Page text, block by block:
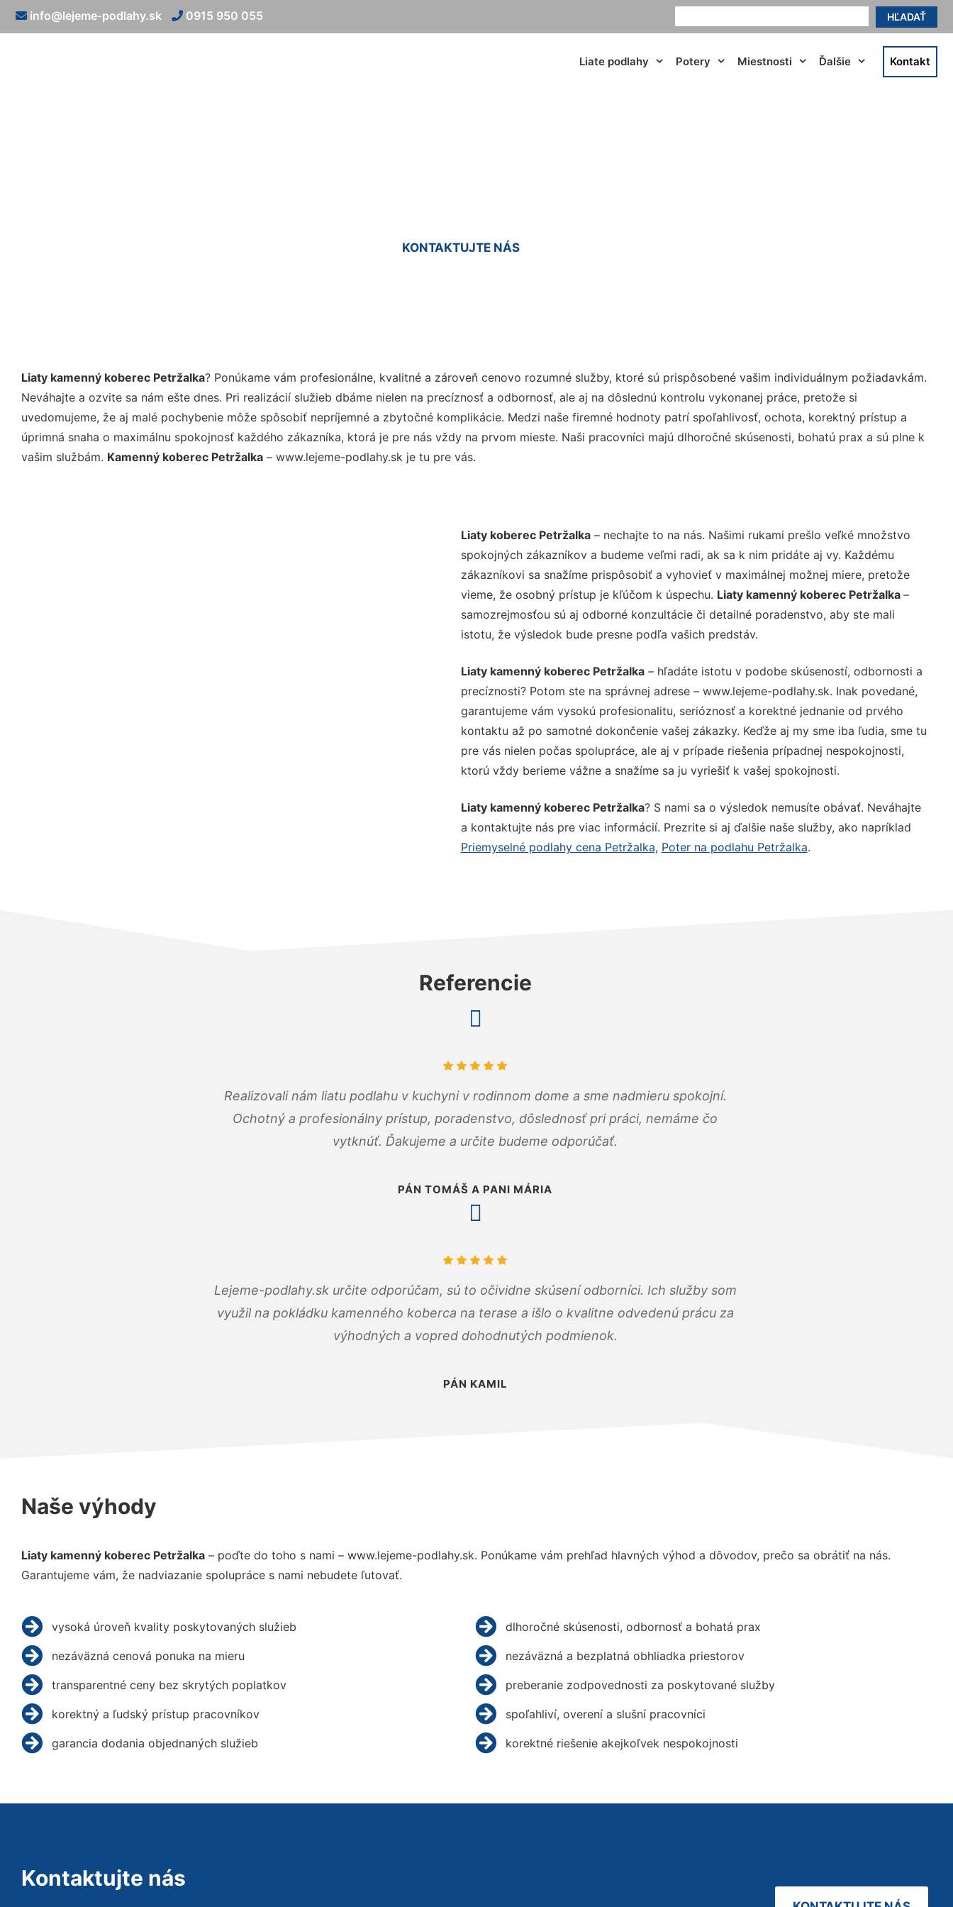
HĽADAŤ
info@lejeme-podlahy.sk 0915 950 055
Liate podlahy Potery Miestnosti Ďalšie Kontakt
KONTAKTUJTE NÁS
Liaty kamenný koberec Petržalka? Ponúkame vám profesionálne, kvalitné a zároveň cenovo rozumné služby, ktoré sú prispôsobené vašim individuálnym požiadavkám.
Neváhajte a ozvite sa nám ešte dnes. Pri realizácií služieb dbáme nielen na precíznosť a odbornosť, ale aj na dôslednú kontrolu vykonanej práce, pretože si
uvedomujeme, že aj malé pochybenie môže spôsobiť nepríjemné a zbytočné komplikácie. Medzi naše firemné hodnoty patrí spoľahlivosť, ochota, korektný prístup a
úprimná snaha o maximálnu spokojnosť každého zákazníka, ktorá je pre nás vždy na prvom mieste. Naši pracovníci majú dlhoročné skúsenosti, bohatú prax a sú plne k
vašim službám. Kamenný koberec Petržalka – www.lejeme-podlahy.sk je tu pre vás.
Liaty koberec Petržalka– nechajte to na nás. Našimi rukami prešlo veľké množstvo
spokojných zákazníkov a budeme veľmi radi, ak sa k nim pridáte aj vy. Každému
zákazníkovi sa snažíme prispôsobiť a vyhovieť v maximálnej možnej miere, pretože
vieme, že osobný prístup je kľúčom k úspechu. Liaty kamenný koberec Petržalka –
samozrejmosťou sú aj odborné konzultácie či detailné poradenstvo, aby ste mali
istotu, že výsledok bude presne podľa vašich predstáv.
Liaty kamenný koberec Petržalka– hľadáte istotu v podobe skúseností, odbornosti a
precíznosti? Potom ste na správnej adrese – www.lejeme-podlahy.sk. Inak povedané,
garantujeme vám vysokú profesionalitu, serióznosť a korektné jednanie od prvého
kontaktu až po samotné dokončenie vašej zákazky. Keďže aj my sme iba ľudia, sme tu
pre vás nielen počas spolupráce, ale aj v prípade riešenia prípadnej nespokojnosti,
ktorú vždy berieme vážne a snažíme sa ju vyriešiť k vašej spokojnosti.
Liaty kamenný koberec Petržalka? S nami sa o výsledok nemusíte obávať. Neváhajte
a kontaktujte nás pre viac informácií. Prezrite si aj ďalšie naše služby, ako napríklad
Priemyselné podlahy cena Petržalka, Poter na podlahu Petržalka.
Referencie
Realizovali nám liatu podlahu v kuchyni v rodinnom dome a sme nadmieru spokojní.
Ochotný a profesionálny prístup, poradenstvo, dôslednosť pri práci, nemáme čo
vytknúť. Ďakujeme a určite budeme odporúčať.
PÁN TOMÁŠ A PANI MÁRIA
Lejeme-podlahy.sk určite odporúčam, sú to očividne skúsení odborníci. Ich služby som
využil na pokládku kamenného koberca na terase a išlo o kvalitne odvedenú prácu za
výhodných a vopred dohodnutých podmienok.
PÁN KAMIL
Naše výhody
Liaty kamenný koberec Petržalka – poďte do toho s nami – www.lejeme-podlahy.sk. Ponúkame vám prehľad hlavných výhod a dôvodov, prečo sa obrátiť na nás.
Garantujeme vám, že nadviazanie spolupráce s nami nebudete ľutovať.
vysoká úroveň kvality poskytovaných služieb
nezáväzná cenová ponuka na mieru
transparentné ceny bez skrytých poplatkov
korektný a ľudský prístup pracovníkov
garancia dodania objednaných služieb
dlhoročné skúsenosti, odbornosť a bohatá prax
nezáväzná a bezplatná obhliadka priestorov
preberanie zodpovednosti za poskytované služby
spoľahliví, overení a slušní pracovníci
korektné riešenie akejkoľvek nespokojnosti
Kontaktujte nás